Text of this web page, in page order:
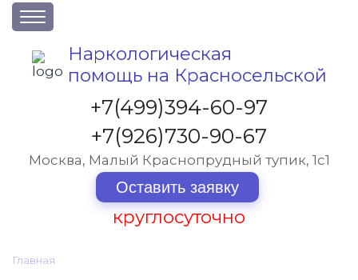
О клинике
Акции
Вакансии
Лицензии
Статьи
Услуги и стоимость
Отзывы
Наркологическая
помощь на Красносельской
+7(499)394-60-97
+7(926)730-90-67
Москва, Малый Краснопрудный тупик, 1с1
Оставить заявку
круглосуточно
Главная